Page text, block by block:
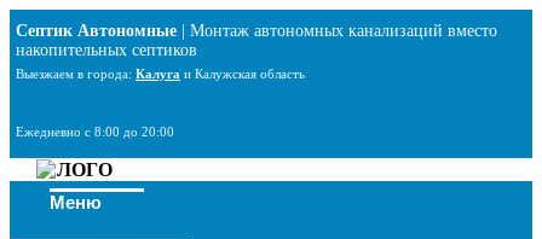
к
содержимому
Септик Автономные | Монтаж автономных канализаций вместо
накопительных септиков
Выезжаем в города: Калуга и Калужская область
Ежедневно с 8:00 до 20:00
Меню